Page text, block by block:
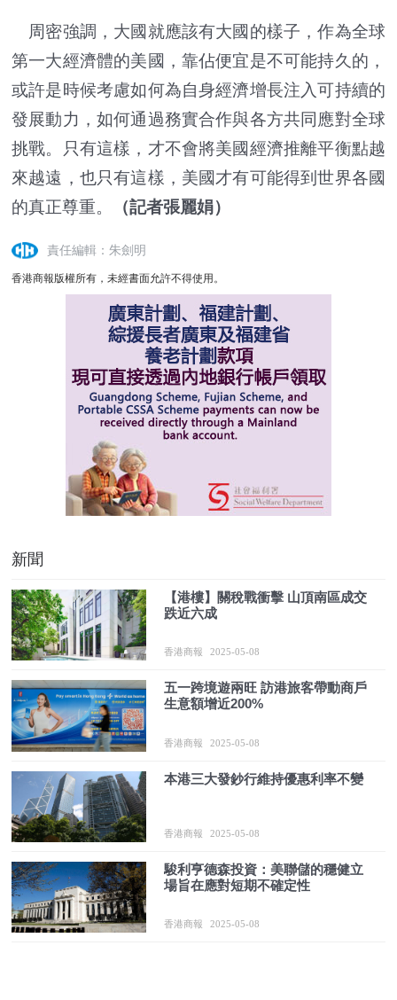
周密強調，大國就應該有大國的樣子，作為全球
第一大經濟體的美國，靠佔便宜是不可能持久的，
或許是時候考慮如何為自身經濟增長注入可持續的
發展動力，如何通過務實合作與各方共同應對全球
挑戰。只有這樣，才不會將美國經濟推離平衡點越
來越遠，也只有這樣，美國才有可能得到世界各國
的真正尊重。
（記者張麗娟）
責任編輯：朱劍明
香港商報版權所有，未經書面允許不得使用。
新聞
【港樓】關稅戰衝擊 山頂南區成交
跌近六成
香港商報 2025-05-08
五一跨境遊兩旺 訪港旅客帶動商戶
生意額增近200%
香港商報 2025-05-08
本港三大發鈔行維持優惠利率不變
香港商報 2025-05-08
駿利亨德森投資：美聯儲的穩健立
場旨在應對短期不確定性
香港商報 2025-05-08